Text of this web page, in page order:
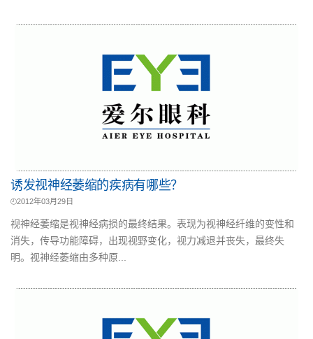
诱发视神经萎缩的疾病有哪些？
2012年03月29日
视神经萎缩是视神经病损的最终结果。表现为视神经纤维的变性和
消失，传导功能障碍，出现视野变化，视力减退并丧失，最终失
明。视神经萎缩由多种原...